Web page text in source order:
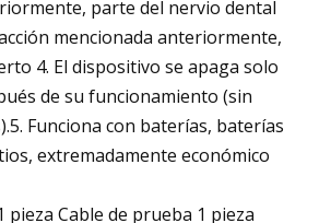
parte del nervio dental
mencionada anteriormente,
4. El dispositivo se apaga solo
de su funcionamiento (sin
Funciona con baterías, baterías
extremadamente económico
pieza Cable de prueba 1 pieza